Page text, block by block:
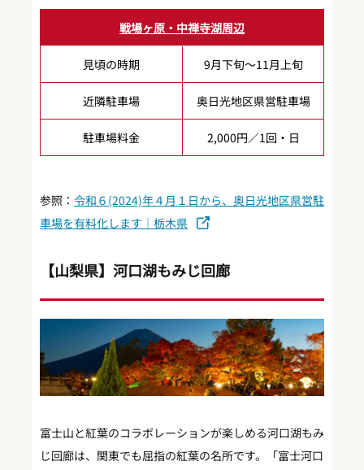
戦場ヶ原・中禅寺湖周辺
見頃の時期 9月下旬～11月上旬
近隣駐車場 奥日光地区県営駐車場
駐車場料金 2,000円／1回・日
参照： 令和６(2024)年４月１日から、奥日光地区県営駐
車場を有料化します｜栃木県
【山梨県】河口湖もみじ回廊
富士山と紅葉のコラボレーションが楽しめる河口湖もみ
じ回廊は、関東でも屈指の紅葉の名所です。「富士河口